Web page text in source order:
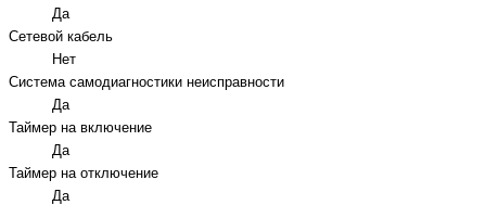
Да
Сетевой кабель
Нет
Система самодиагностики неисправности
Да
Таймер на включение
Да
Таймер на отключение
Да